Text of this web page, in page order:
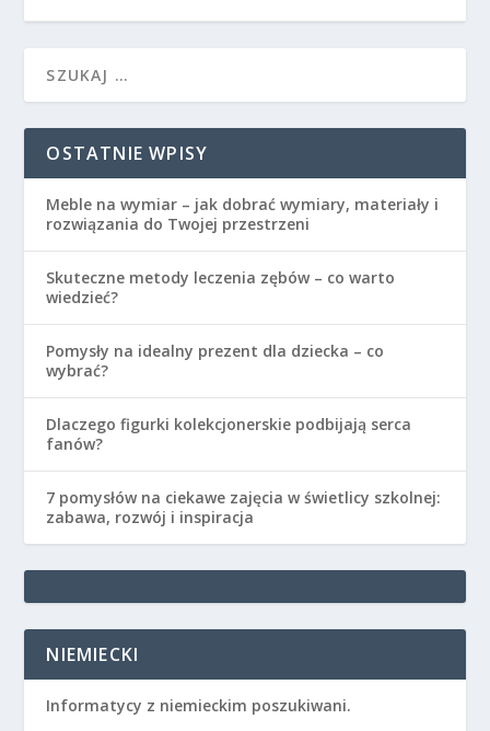
OSTATNIE WPISY
Meble na wymiar – jak dobrać wymiary, materiały i
rozwiązania do Twojej przestrzeni
Skuteczne metody leczenia zębów – co warto
wiedzieć?
Pomysły na idealny prezent dla dziecka – co
wybrać?
Dlaczego figurki kolekcjonerskie podbijają serca
fanów?
7 pomysłów na ciekawe zajęcia w świetlicy szkolnej:
zabawa, rozwój i inspiracja
NIEMIECKI
Informatycy z niemieckim poszukiwani.